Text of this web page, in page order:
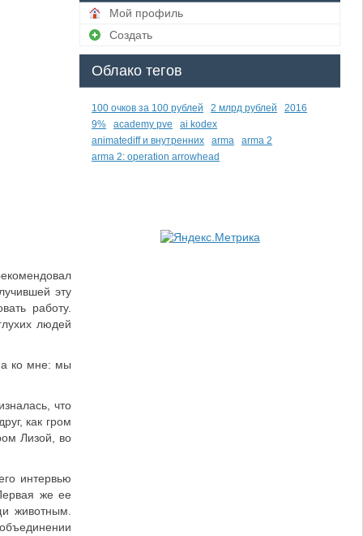
эту
работу.
людей
ко мне: мы
что
как гром
Лизой, во
интервью
же ее
животным.
Мой профиль
Создать
Облако тегов
100 очков за 100 рублей 2 млрд рублей
2016
9%
academy pve
ai kodex
animatediff и внутренних
arma
arma 2
arma 2: operation arrowhead